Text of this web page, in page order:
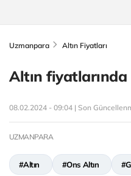
Uzmanpara Altın Fiyatları
Altın
08.02.2024 - 09:04 | Son
UZMANPARA
#Altın #Ons Altın